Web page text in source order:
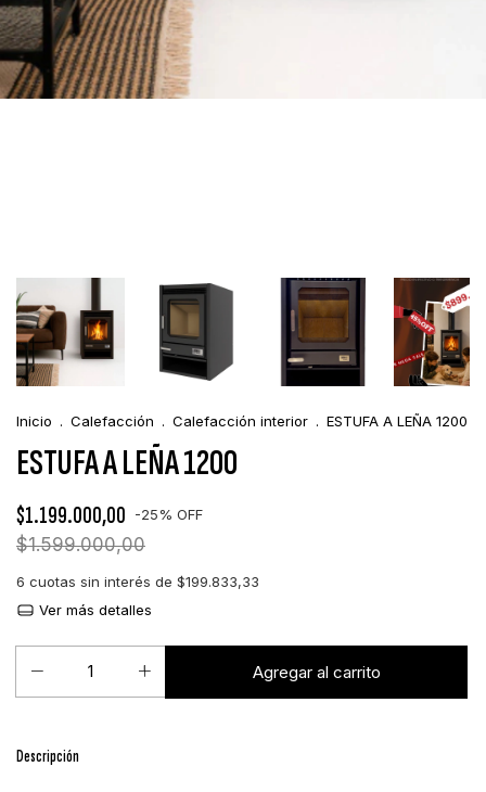
Inicio . Calefacción . Calefacción interior . ESTUFA A LEÑA 1200
ESTUFA A LEÑA 1200
$1.199.000,00 -25% OFF
$1.599.000,00
6 cuotas sin interés de $199.833,33
Ver más detalles
Descripción